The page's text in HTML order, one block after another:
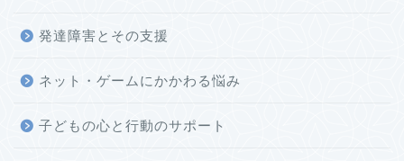
発達障害とその支援
ネット・ゲームにかかわる悩み
子どもの心と行動のサポート